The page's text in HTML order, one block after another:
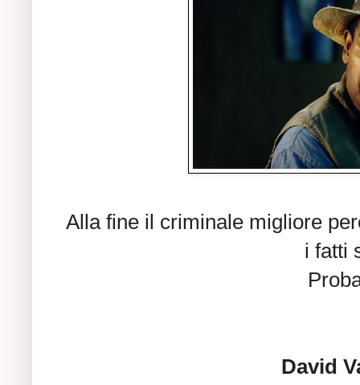
Alla fine il criminale migliore
i fatti
David